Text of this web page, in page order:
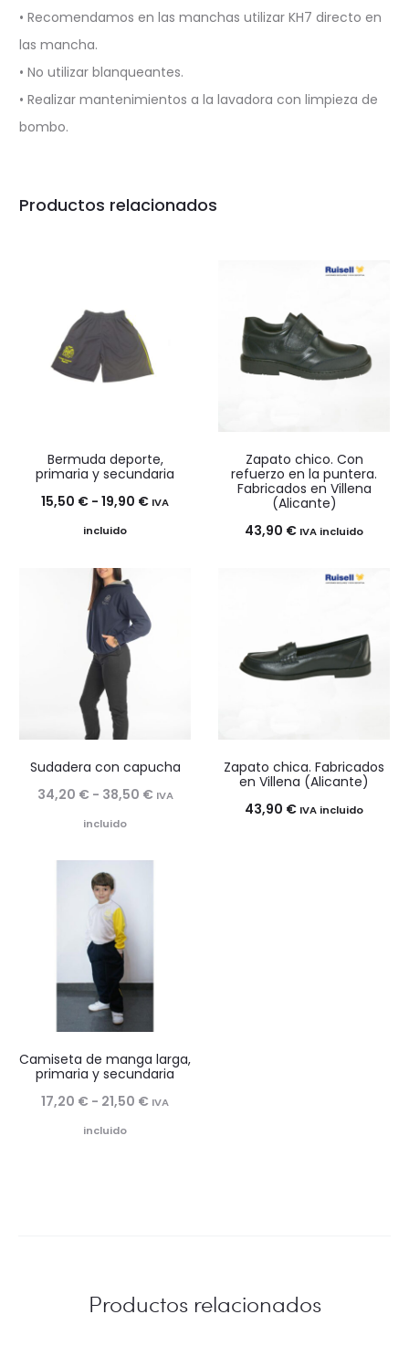
• Recomendamos en las manchas utilizar KH7 directo en
las mancha.
• No utilizar blanqueantes.
• Realizar mantenimientos a la lavadora con limpieza de
bombo.
Productos relacionados
Bermuda deporte,
primaria y secundaria
15,50 € - 19,90 €Rango
hasta
IVA
incluido
Zapato chico. Con
refuerzo en la puntera.
Fabricados en Villena
(Alicante)
43,90 € IVA incluido
Sudadera con capucha
34,20 € - 38,50 €Rango
IVA
incluido
Zapato chica. Fabricados
en Villena (Alicante)
43,90 € IVA incluido
Camiseta de manga larga,
primaria y secundaria
17,20 € - 21,50 € Rango
IVA
incluido
Productos relacionados